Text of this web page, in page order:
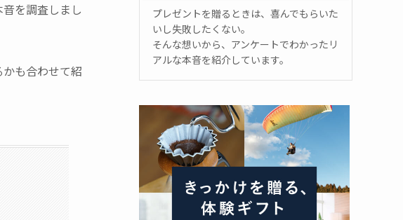
を調査しまし
も合わせて紹
プレゼントを贈るときは、喜んでもらいた
いし失敗したくない。
そんな想いから、アンケートでわかったリ
アルな本音を紹介しています。